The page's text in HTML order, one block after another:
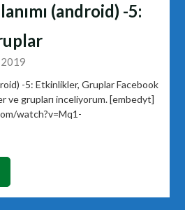
(android) -5:
-5: Etkinlikler, Gruplar Facebook
ve grupları inceliyorum. [embedyt]
watch?v=Mq1-